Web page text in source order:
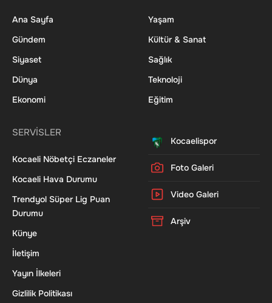
Ana Sayfa
Gündem
Siyaset
Dünya
Ekonomi
Yaşam
Kültür & Sanat
Sağlık
Teknoloji
Eğitim
SERVİSLER
Kocaeli Nöbetçi Eczaneler
Kocaeli Hava Durumu
Trendyol Süper Lig Puan
Durumu
Künye
İletişim
Yayın İlkeleri
Gizlilik Politikası
Kocaelispor
Foto Galeri
Video Galeri
Arşiv